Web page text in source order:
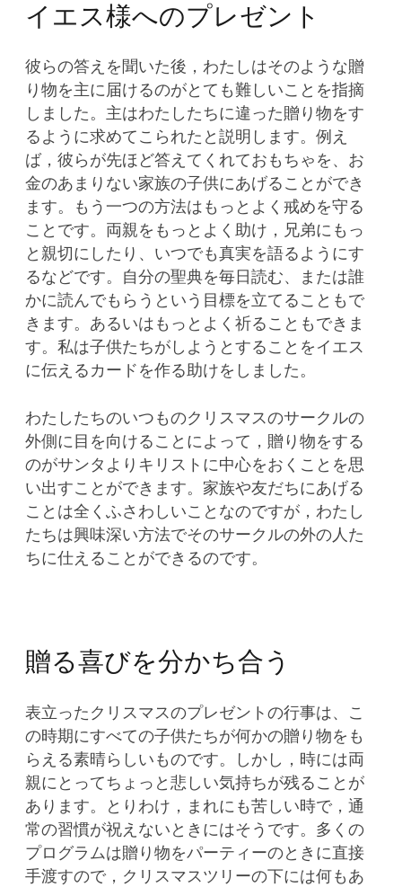
イエス様へのプレゼント
彼らの答えを聞いた後，わたしはそのような贈
り物を主に届けるのがとても難しいことを指摘
しました。主はわたしたちに違った贈り物をす
るように求めてこられたと説明します。例え
ば，彼らが先ほど答えてくれておもちゃを、お
金のあまりない家族の子供にあげることができ
ます。もう一つの方法はもっとよく戒めを守る
ことです。両親をもっとよく助け，兄弟にもっ
と親切にしたり、いつでも真実を語るようにす
るなどです。自分の聖典を毎日読む、または誰
かに読んでもらうという目標を立てることもで
きます。あるいはもっとよく祈ることもできま
す。私は子供たちがしようとすることをイエス
に伝えるカードを作る助けをしました。
わたしたちのいつものクリスマスのサークルの
外側に目を向けることによって，贈り物をする
のがサンタよりキリストに中心をおくことを思
い出すことができます。家族や友だちにあげる
ことは全くふさわしいことなのですが，わたし
たちは興味深い方法でそのサークルの外の人た
ちに仕えることができるのです。
贈る喜びを分かち合う
表立ったクリスマスのプレゼントの行事は、こ
の時期にすべての子供たちが何かの贈り物をも
らえる素晴らしいものです。しかし，時には両
親にとってちょっと悲しい気持ちが残ることが
あります。とりわけ，まれにも苦しい時で，通
常の習慣が祝えないときにはそうです。多くの
プログラムは贈り物をパーティーのときに直接
手渡すので，クリスマスツリーの下には何もあ